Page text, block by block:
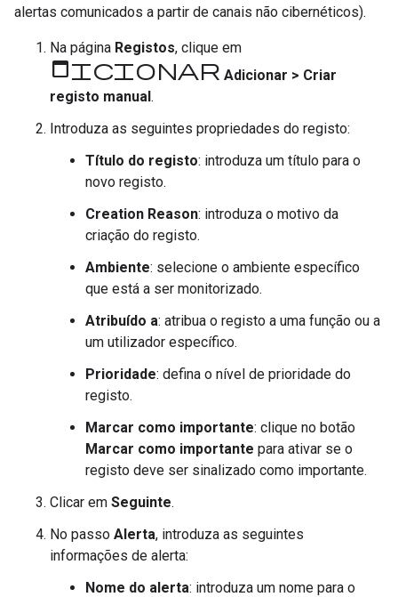
alertas comunicados a partir de canais não cibernéticos).
Na página Registos, clique em
adicionar Adicionar > Criar
registo manual.
Introduza as seguintes propriedades do registo:
Título do registo: introduza um título para o
novo registo.
Creation Reason: introduza o motivo da
criação do registo.
Ambiente: selecione o ambiente específico
que está a ser monitorizado.
Atribuído a: atribua o registo a uma função ou a
um utilizador específico.
Prioridade: defina o nível de prioridade do
registo.
Marcar como importante: clique no botão
Marcar como importante para ativar se o
registo deve ser sinalizado como importante.
Clicar em Seguinte.
No passo Alerta, introduza as seguintes
informações de alerta:
Nome do alerta: introduza um nome para o